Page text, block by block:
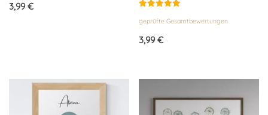
3,99€
mit
von 5
geprüfte Gesamtbewertungen
3,99€